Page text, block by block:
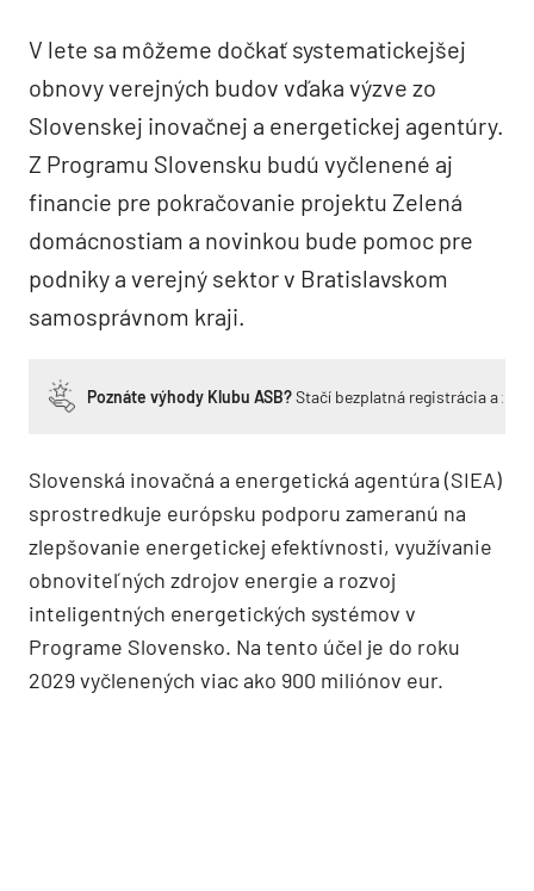
V lete sa môžeme dočkať systematickejšej
obnovy verejných budov vďaka výzve zo
Slovenskej inovačnej a energetickej agentúry.
Z Programu Slovensku budú vyčlenené aj
financie pre pokračovanie projektu Zelená
domácnostiam a novinkou bude pomoc pre
podniky a verejný sektor v Bratislavskom
samosprávnom kraji.
Poznáte výhody Klubu ASB?Stačí bezplatná registrácia a
Slovenská inovačná a energetická agentúra (SIEA)
sprostredkuje európsku podporu zameranú na
zlepšovanie energetickej efektívnosti, využívanie
obnoviteľných zdrojov energie a rozvoj
inteligentných energetických systémov v
Programe Slovensko. Na tento účel je do roku
2029 vyčlenených viac ako 900 miliónov eur.